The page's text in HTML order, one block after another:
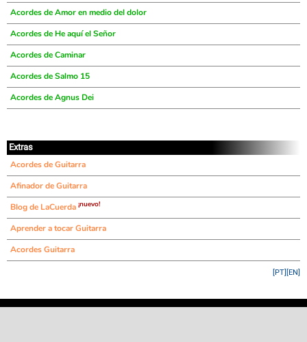
Acordes de Amor en medio del dolor
Acordes de He aquí el Señor
Acordes de Caminar
Acordes de Salmo 15
Acordes de Agnus Dei
Extras
Acordes de Guitarra
Afinador de Guitarra
Blog de LaCuerda ¡nuevo!
Aprender a tocar Guitarra
Acordes Guitarra
[EN]
[PT]